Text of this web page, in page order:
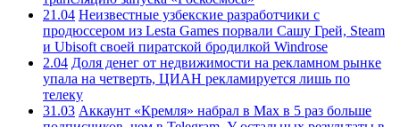
21.04 Неизвестные узбекские разработчики с
продюссером из Lesta Games порвали Сашу Грей, Steam
и Ubisoft своей пиратской бродилкой Windrose
2.04 Доля денег от недвижимости на рекламном рынке
упала на четверть, ЦИАН рекламируется лишь по
телеку
31.03 Аккаунт «Кремля» набрал в Max в 5 раз больше